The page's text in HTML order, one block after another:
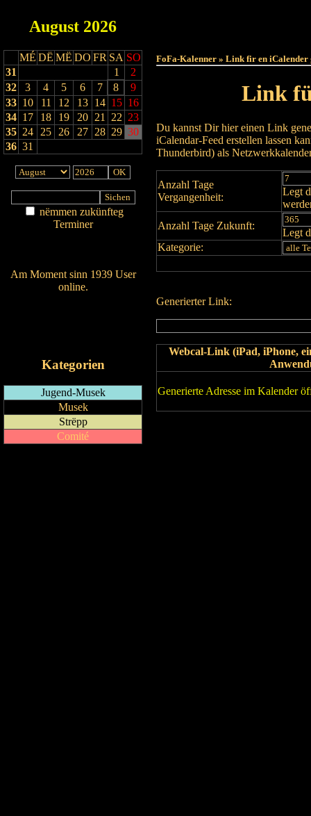
August 2026
MÉ DË MË DO FR SA SO
31
1
2
32
3 4 5 6 7 8
9
33 10 11 12 13 14 15 16
34 17 18 19 20 21 22 23
35 24 25 26 27 28 29 30
36 31
nëmmen zukünfteg
Terminer
Am Moment sinn 1939 User
online.
Kategorien
Jugend-Musek
Musek
Strëpp
Comité
FoFa-Kalenner » Link fir en iCalender
Link
Du kannst Dir hier einen Link
iCalendar-Feed erstellen lassen
Thunderbird) als
Anzahl Tage
Vergangenheit:
Legt
Anzahl Tage Zukunft:
Legt
Kategorie:
Generierter Link:
Webcal-Link (iPad, iPhone,
Generierte Adresse im Kalender